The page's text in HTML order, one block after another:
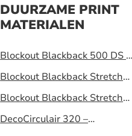
DUURZAME PRINT
MATERIALEN
Blockout Blackback 500 DS –
Lichtblokkerend peesdoek
Blockout Blackback Stretch
320 DS – Lichtblokkerend
peesdoek
Blockout Blackback Stretch
500 DS – Lichtblokkerend
DecoCirculair 320 –